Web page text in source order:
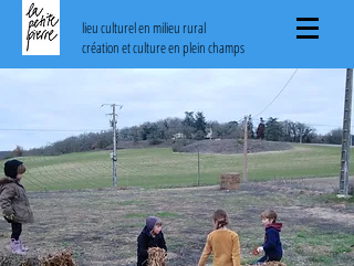
lieu culturel en milieu rural
création et culture en plein champs